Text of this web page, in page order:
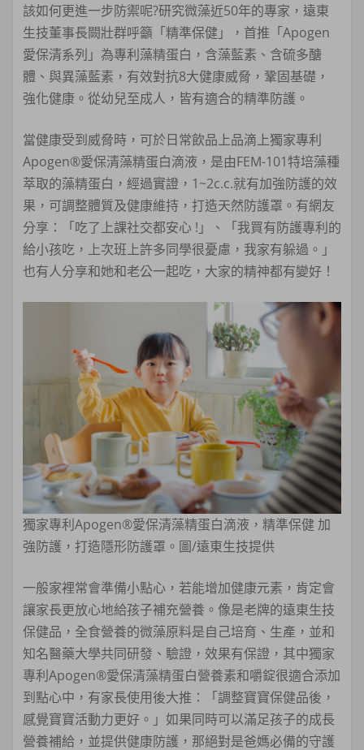
該如何更進一步防禦呢?研究微藻近50年的專家，遠東
生技董事長闕壯群呼籲「精準保健」，首推「Apogen
愛保清系列」為專利藻精蛋白，含藻藍素、含硫多醣
體、與異藻藍素，有效對抗8大健康威脅，鞏固基礎，
強化健康。從幼兒至成人，皆有適合的精準防護。
當健康受到威脅時，可於日常飲品上品滴上獨家專利
Apogen®愛保清藻精蛋白滴液，是由FEM-101特培藻種
萃取的藻精蛋白，經過實證，1~2c.c.就有加強防護的效
果，可調整體質及健康維持，打造天然防護罩。有網友
分享：「吃了上課社交都安心 !」、「我買有防護專利的
給小孩吃，上次班上許多同學很憂慮，我家有躲過。」
也有人分享和她和老公一起吃，大家的精神都有變好！
獨家專利Apogen®愛保清藻精蛋白滴液，精準保健 加
強防護，打造隱形防護罩。圖/遠東生技提供
一般家裡常會準備小點心，若能增加健康元素，肯定會
讓家長更放心地給孩子補充營養。像是老牌的遠東生技
保健品，全食營養的微藻原料是自己培育、生產，並和
知名醫藥大學共同研發、驗證，效果有保證，其中獨家
專利Apogen®愛保清藻精蛋白營養素和嚼錠很適合添加
到點心中，有家長使用後大推：「調整寶寶保健品後，
感覺寶寶活動力更好。」如果同時可以滿足孩子的成長
營養補給，並提供健康防護，那絕對是爸媽必備的守護